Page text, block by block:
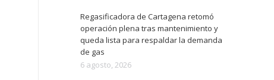
Regasificadora de Cartagena retomó
operación plena tras mantenimiento y
queda lista para respaldar la demanda
de gas
6 agosto, 2026